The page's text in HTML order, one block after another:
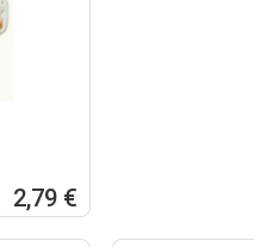
2,79 €